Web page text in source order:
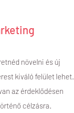
növelni és új
kiváló felület lehet.
az érdeklődésen
célzásra.